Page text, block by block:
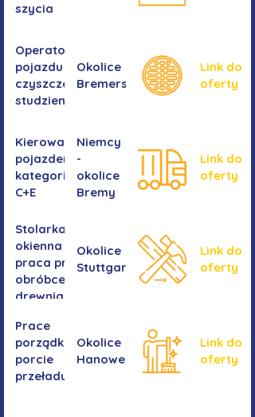
szycia
Operator/operatorka
pojazdu do
czyszczenia
studzienek
Okolice
Bremershaven
Link do
oferty
Kierowanie
pojazdem
kategorii
C+E
Niemcy
-
okolice
Bremy
Link do
oferty
Stolarka
okienna -
praca przy
obróbce
drewnianych
okiennych
Okolice
Stuttgartu
Link do
oferty
Prace
porządkowe w
porcie
przeładunkowym
Okolice
Hanoweru
Link do
oferty